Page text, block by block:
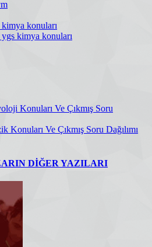
konuları
kimya konuları
Konuları Ve Çıkmış Soru
Konuları Ve Çıkmış Soru Dağılımı
DİĞER YAZILARI